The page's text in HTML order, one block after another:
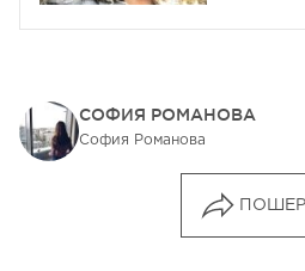
СОФИЯ РОМАНОВА
София Романова